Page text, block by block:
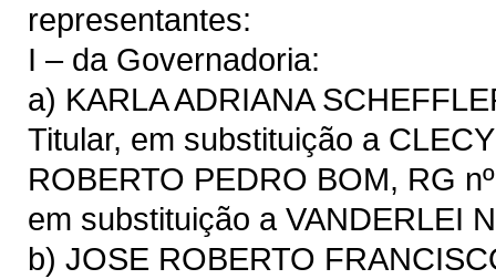
representantes:
I – da Governadoria:
a) KARLA ADRIANA
Titular, em substituição a
ROBERTO PEDRO BOM, RG
em substituição a VANDERLEI
b) JOSE ROBERTO